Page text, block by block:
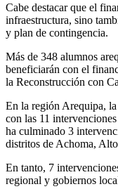
Cabe destacar que el
infraestructura, sino
y plan de contingencia.
Más de 348 alumnos
beneficiarán con el
la Reconstrucción con
En la región Arequipa,
con las 11
ha culminado 3
distritos de Achoma,
En tanto, 7
regional y gobiernos